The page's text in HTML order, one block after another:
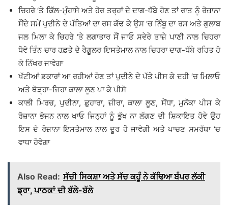
ਚਿਹਰੇ ‘ਤੇ ਕਿੱਲ-ਮੁੰਹਾਸੇ ਅਤੇ ਹੋਰ ਤਰ੍ਹਾਂ ਦੇ ਦਾਗ-ਧੱਬੇ ਹੋਣ ਤਾਂ ਰਾਤ ਨੂੰ ਰੋਜ਼ਾਨਾ
ਸੌਂਦੇ ਸਮੇਂ ਪੁਦੀਨੇ ਦੇ ਪੱਤਿਆਂ ਦਾ ਰਸ ਕੱਢ ਕੇ ਉਸ ‘ਚ ਨਿੰਬੂ ਦਾ ਰਸ ਅਤੇ ਗੁਲਾਬ
ਜਲ ਮਿਲਾ ਕੇ ਚਿਹਰੇ ‘ਤੇ ਲਗਾਤਾਰ ਸੌਂ ਜਾਓ ਸਵੇਰੇ ਤਾਜ਼ੇ ਪਾਣੀ ਨਾਲ ਚਿਹਰਾ
ਧੋਵੋ ਤਿੰਨ ਚਾਰ ਹਫ਼ਤੇ ਦੇ ਰੈਗੂਲਰ ਇਸਤੇਮਾਲ ਨਾਲ ਚਿਹਰਾ ਦਾਗ-ਧੱਬੇ ਰਹਿਤ ਹੋ
ਕੇ ਨਿੱਖਰ ਜਾਵੇਗਾ
ਖੱਟੀਆਂ ਡਕਾਰਾਂ ਆ ਰਹੀਆਂ ਹੋਣ ਤਾਂ ਪੁਦੀਨੇ ਦੇ ਪੱਤੇ ਪੀਸ ਕੇ ਦਹੀ ‘ਚ ਮਿਲਾਓ
ਅਤੇ ਥੋੜ੍ਹਾ-ਜਿਹਾ ਕਾਲਾ ਲੂਣ ਪਾ ਕੇ ਪੀਸੋ
ਕਾਲੀ ਮਿਰਚ, ਪੁਦੀਨਾ, ਛੁਹਾਰਾ, ਜ਼ੀਰਾ, ਕਾਲਾ ਲੂਣ, ਸੇਂਧਾ, ਮੁਨੱਕਾ ਪੀਸ ਕੇ
ਰੋਜ਼ਾਨਾ ਭੋਜਨ ਨਾਲ ਖਾਓ ਜਿਨ੍ਹਾਂ ਨੂੰ ਭੁੱਖ ਨਾ ਲੱਗਣ ਦੀ ਸ਼ਿਕਾਇਤ ਹੋਵੇ ਉਹ
ਇਸ ਦੇ ਰੋਜ਼ਾਨਾ ਇਸਤੇਮਾਲ ਨਾਲ ਦੂਰ ਹੋ ਜਾਵੇਗੀ ਅਤੇ ਪਾਚਣ ਸਮਰੱਥਾ ‘ਚ
ਵਾਧਾ ਹੋਵੇਗਾ
Also Read: ਸੱਚੀ ਸਿਕਸ਼ਾ ਅਤੇ ਸੱਚ ਕਹੂੰ ਨੇ ਕੱਢਿਆ ਬੰਪਰ ਲੱਕੀ
ਡ੍ਰਾ, ਪਾਠਕਾਂ ਦੀ ਬੱਲੇ-ਬੱਲੇ